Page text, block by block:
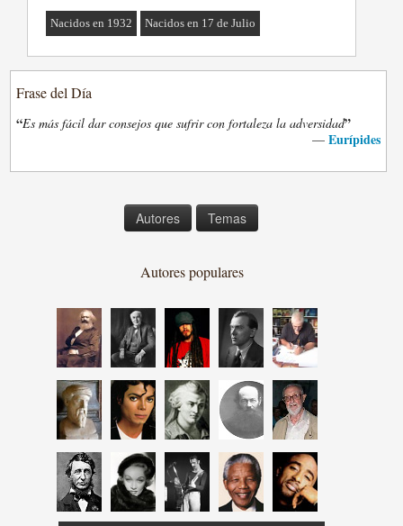
Nacidos en 1932 Nacidos en 17 de Julio
Frase del Día
“Es más fácil dar consejos que sufrir con fortaleza la adversidad”
— Eurípides
Autores Temas
Autores populares